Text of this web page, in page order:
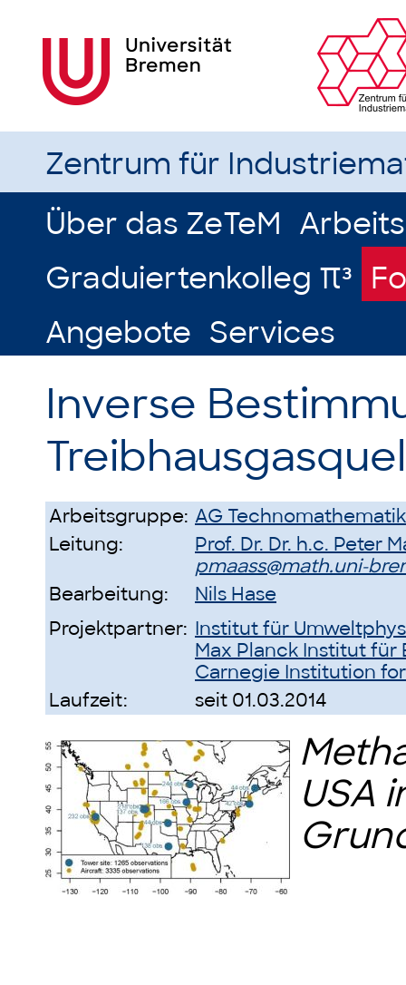
Zentrum für
Über das ZeTeM
Graduiertenkolleg π³
Angebote Services
Inverse
Arbeitsgruppe: AG Technomathematik
Leitung:
Prof. Dr. Dr. h.c. Peter
pmaass@math.uni-
Bearbeitung:
Nils Hase
Projektpartner: Institut für
Max Planck Institut
Carnegie Institution
Laufzeit:
seit 01.03.2014
USA